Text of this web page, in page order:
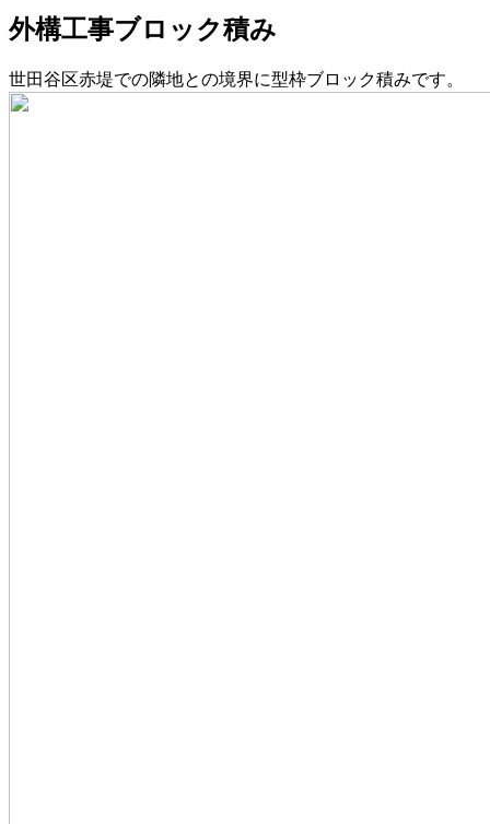
外構工事ブロック積み
世田谷区赤堤での隣地との境界に型枠ブロック積みです。